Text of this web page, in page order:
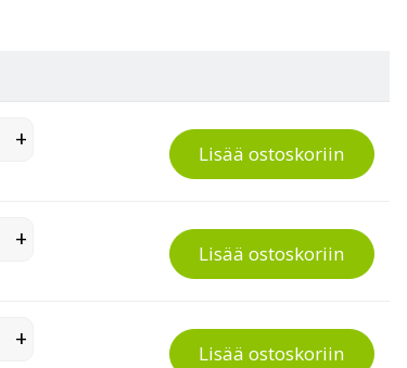
+
Lisää ostoskoriin
+
Lisää ostoskoriin
+
Lisää ostoskoriin